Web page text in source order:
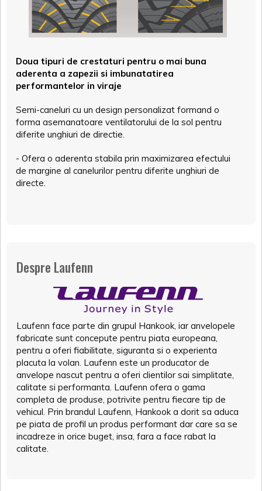
Doua tipuri de crestaturi pentru o mai buna
aderenta a zapezii si imbunatatirea
performantelor in viraje
Semi-caneluri cu un design personalizat formand o
forma asemanatoare ventilatorului de la sol pentru
diferite unghiuri de directie.
- Ofera o aderenta stabila prin maximizarea efectului
de margine al canelurilor pentru diferite unghiuri de
directe.
Despre Laufenn
Laufenn face parte din grupul Hankook, iar anvelopele
fabricate sunt concepute pentru piata europeana,
pentru a oferi fiabilitate, siguranta si o experienta
placuta la volan. Laufenn este un producator de
anvelope nascut pentru a oferi clientilor sai simplitate,
calitate si performanta. Laufenn ofera o gama
completa de produse, potrivite pentru fiecare tip de
vehicul. Prin brandul Laufenn, Hankook a dorit sa aduca
pe piata de profil un produs performant dar care sa se
incadreze in orice buget, insa, fara a face rabat la
calitate.